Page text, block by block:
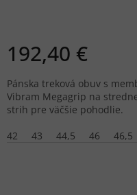
192,40 €
Pánska treková obuv s
Vibram Megagrip na
strih pre väčšie pohodlie.
42
43 44,5 46 46,5